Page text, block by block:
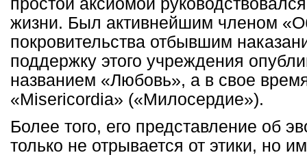
простой аксиомой
жизни. Был активнейшим членом
покровительства отбывшим
поддержку этого учреждения
названием «Любовь», а в свое
«Misericordia» («Милосердие»).
Более того, его представление об
только не отрывается от этики, но